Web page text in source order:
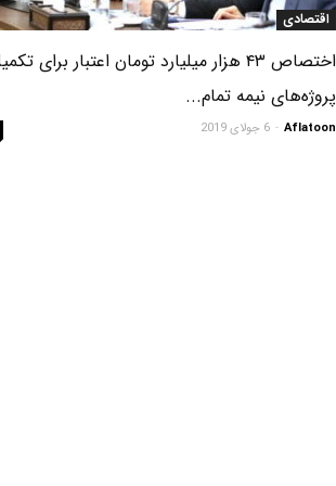
اقتصادی
اختصاص ۴۳ هزار میلیارد تومان اعتبار برای
پروژه‌های نیمه تمام...
Aflatoon
- 6 جولای 2019